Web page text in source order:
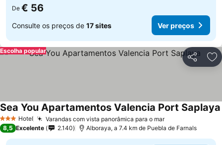
De € 56
Consulte os preços de 17 sites Ver preços
Partilhar
Escolha popular
3 EstrelasHotel Varandas com vista panorâmica para o mar
Sea You Apartamentos Valencia Port Saplaya
8,5 Excelente 2.140 Alboraya, a 7.4 km de Puebla de Farnals